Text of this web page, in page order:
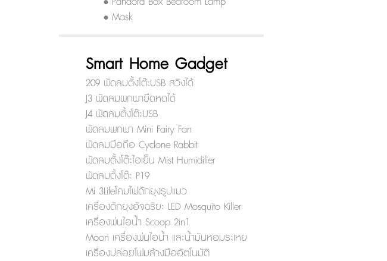
• Mask
Smart Home Gadget
209 พัดลมตั้งโต๊ะUSB สวิงได้
J3 พัดลมพกพายืดหดได้
J4 พัดลมตั้งโต๊ะUSB
พัดลมพกพา Mini Fairy Fan
พัดลมมือถือ Cyclone Rabbit
พัดลมตั้งโต๊ะไอเย็น Mist Humidifier
พัดลมตั้งโต๊ะ P19
Mi 3Lifeโคมไฟดักยุงรูปแมว
เครื่องดักยุงอัจฉริยะ LED Mosquito Killer
เครื่องพ่นไอน้ำ Scoop 2in1
Moon เครื่องพ่นไอน้ำ และน้ำมันหอมระเหย
เครื่องปล่อยโฟมล้างมืออัตโนมัติ